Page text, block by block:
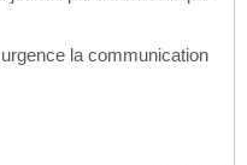
la communication